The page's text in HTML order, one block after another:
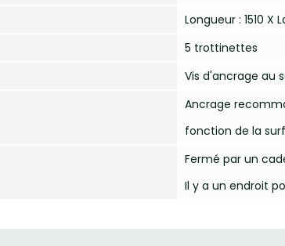
Longueur : 1510 X
5 trottinettes
Vis d'ancrage au
Ancrage
fonction de la
Fermé par un
Il y a un endroit